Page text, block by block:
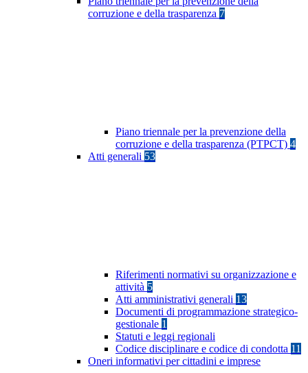
corruzione e della trasparenza 7
Piano triennale per la prevenzione della
corruzione e della trasparenza (PTPCT) 4
Atti generali 53
Riferimenti normativi su organizzazione e
attività 5
Atti amministrativi generali 13
Documenti di programmazione strategico-
gestionale 1
Statuti e leggi regionali
Codice disciplinare e codice di condotta 11
Oneri informativi per cittadini e imprese